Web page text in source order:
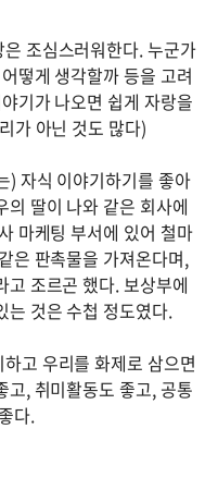
조심스러워한다. 누군가
떻게 생각할까 등을 고려
기가 나오면 쉽게 자랑을
가 아닌 것도 많다)
) 자식 이야기하기를 좋아
딸이 나와 같은 회사에
마케팅 부서에 있어 철마
은 판촉물을 가져온다며,
고 조르곤 했다. 보상부에
는 것은 수첩 정도였다.
고 우리를 화제로 삼으면
고, 취미활동도 좋고, 공통
다.